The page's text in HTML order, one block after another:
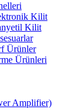
Kilit
Kilit
Ürünler
Ürünleri
Amplifier)